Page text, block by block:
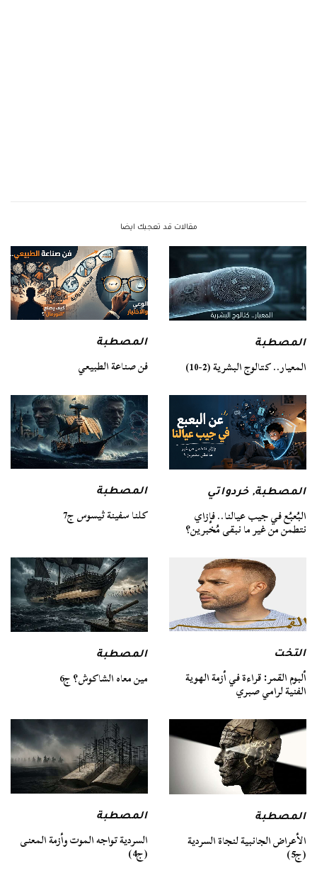
مقالات قد تعجبك ايضا
المصطبة
المعيار.. كتالوج البشرية (2-10)
المصطبة
فن صناعة الطبيعي
المصطبة,خردواتي
البُعبُع في جيب عيالنا.. فإزاي
نتطمن من غير ما نبقى مُخبرين؟
المصطبة
كلنا سفينة ثيسوس ج7
التخت
ألبوم القمر: قراءة في أزمة الهوية
الفنية لرامي صبري
المصطبة
مين معاه الشاكوش؟ ج6
المصطبة
الأعراض الجانبية لنجاة السردية
(ج5)
المصطبة
السردية تواجه الموت وأزمة المعنى
(ج4)